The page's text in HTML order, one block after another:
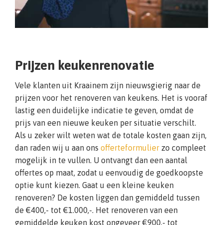
Prijzen keukenrenovatie
Vele klanten uit Kraainem zijn nieuwsgierig naar de
prijzen voor het renoveren van keukens. Het is vooraf
lastig een duidelijke indicatie te geven, omdat de
prijs van een nieuwe keuken per situatie verschilt.
Als u zeker wilt weten wat de totale kosten gaan zijn,
dan raden wij u aan ons offerteformulier zo compleet
mogelijk in te vullen. U ontvangt dan een aantal
offertes op maat, zodat u eenvoudig de goedkoopste
optie kunt kiezen. Gaat u een kleine keuken
renoveren? De kosten liggen dan gemiddeld tussen
de €400,- tot €1.000,-. Het renoveren van een
gemiddelde keuken kost ongeveer €900,- tot